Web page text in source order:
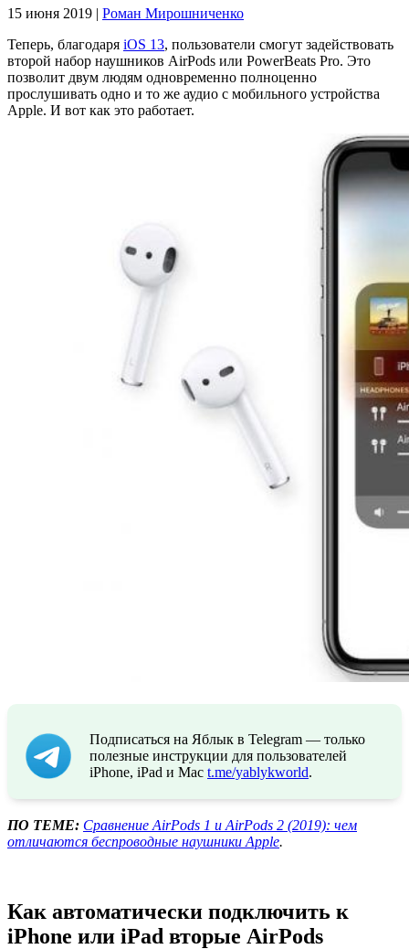
15 июня 2019 | Роман Мирошниченко
Теперь, благодаря iOS 13, пользователи смогут задействовать
второй набор наушников AirPods или PowerBeats Pro. Это
позволит двум людям одновременно полноценно
прослушивать одно и то же аудио с мобильного устройства
Apple. И вот как это работает.
Подписаться на Яблык в Telegram — только
полезные инструкции для пользователей
iPhone, iPad и Mac t.me/yablykworld.
ПО ТЕМЕ: Сравнение AirPods 1 и AirPods 2 (2019): чем
отличаются беспроводные наушники Apple.
Как автоматически подключить к
iPhone или iPad вторые AirPods